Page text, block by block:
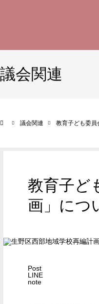
議会関連
議会関連 教育子ども委
教育子ど
画」につ
Post
LINE
note